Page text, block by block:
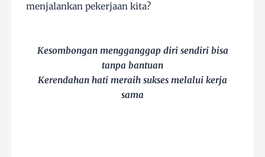
menjalankan pekerjaan kita?
Kesombongan mengganggap diri sendiri bisa
tanpa bantuan
Kerendahan hati meraih sukses melalui kerja
sama